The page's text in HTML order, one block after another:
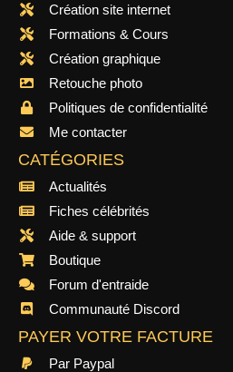
Création site internet
Formations & Cours
Création graphique
Retouche photo
Politiques de confidentialité
Me contacter
CATÉGORIES
Actualités
Fiches célébrités
Aide & support
Boutique
Forum d'entraide
Communauté Discord
PAYER VOTRE FACTURE
Par Paypal